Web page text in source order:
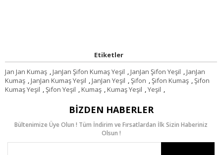
Etiketler
Jan Jan Kumaş ,JanJan Şifon Kumaş Yeşil ,JanJan Şifon Yeşil ,JanJan
Kumaş ,JanJan Kumaş Yeşil ,JanJan Yeşil ,Şifon ,Şifon Kumaş ,Şifon
Kumaş Yeşil ,Şifon Yeşil ,Kumaş ,Kumaş Yeşil ,Yeşil ,
BIZDEN HABERLER
Bültenimize Üye Olun ! Tüm İndirim ve Fırsatlardan İlk Sizin Haberiniz
Olsun !